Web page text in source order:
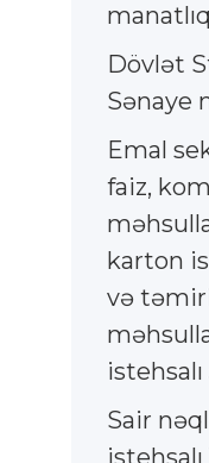
Dövlət
Sənaye
Emal
faiz,
karton
və təmiri
Sair